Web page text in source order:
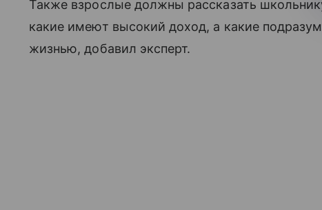
Также взрослые должны рассказать
какие имеют высокий доход, а какие
жизнью, добавил эксперт.